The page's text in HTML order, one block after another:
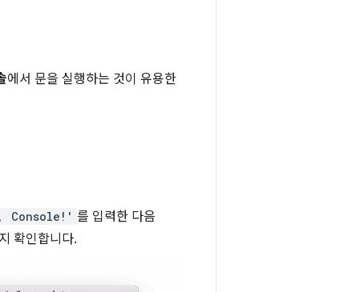
에서 문을 실행하는 것이 유용한
Console!' 를 입력한 다음
확인합니다.